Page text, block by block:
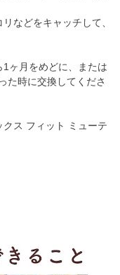
などをキャッチして、
ヶ月をめどに、または
た時に交換してくださ
ス フィット ミューテ